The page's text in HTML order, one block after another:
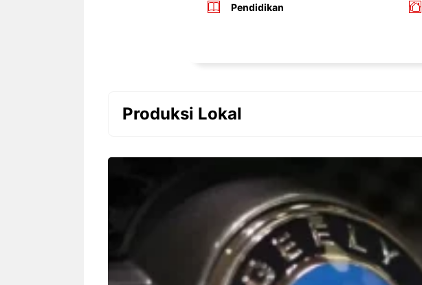
Pendidikan
Produksi Lokal
Siapa sangka, dua nama besar di
dunia hiburan, Nunung Srimulat
Bandung – Menyambut pergantian
tahun 2026, restoran all you can